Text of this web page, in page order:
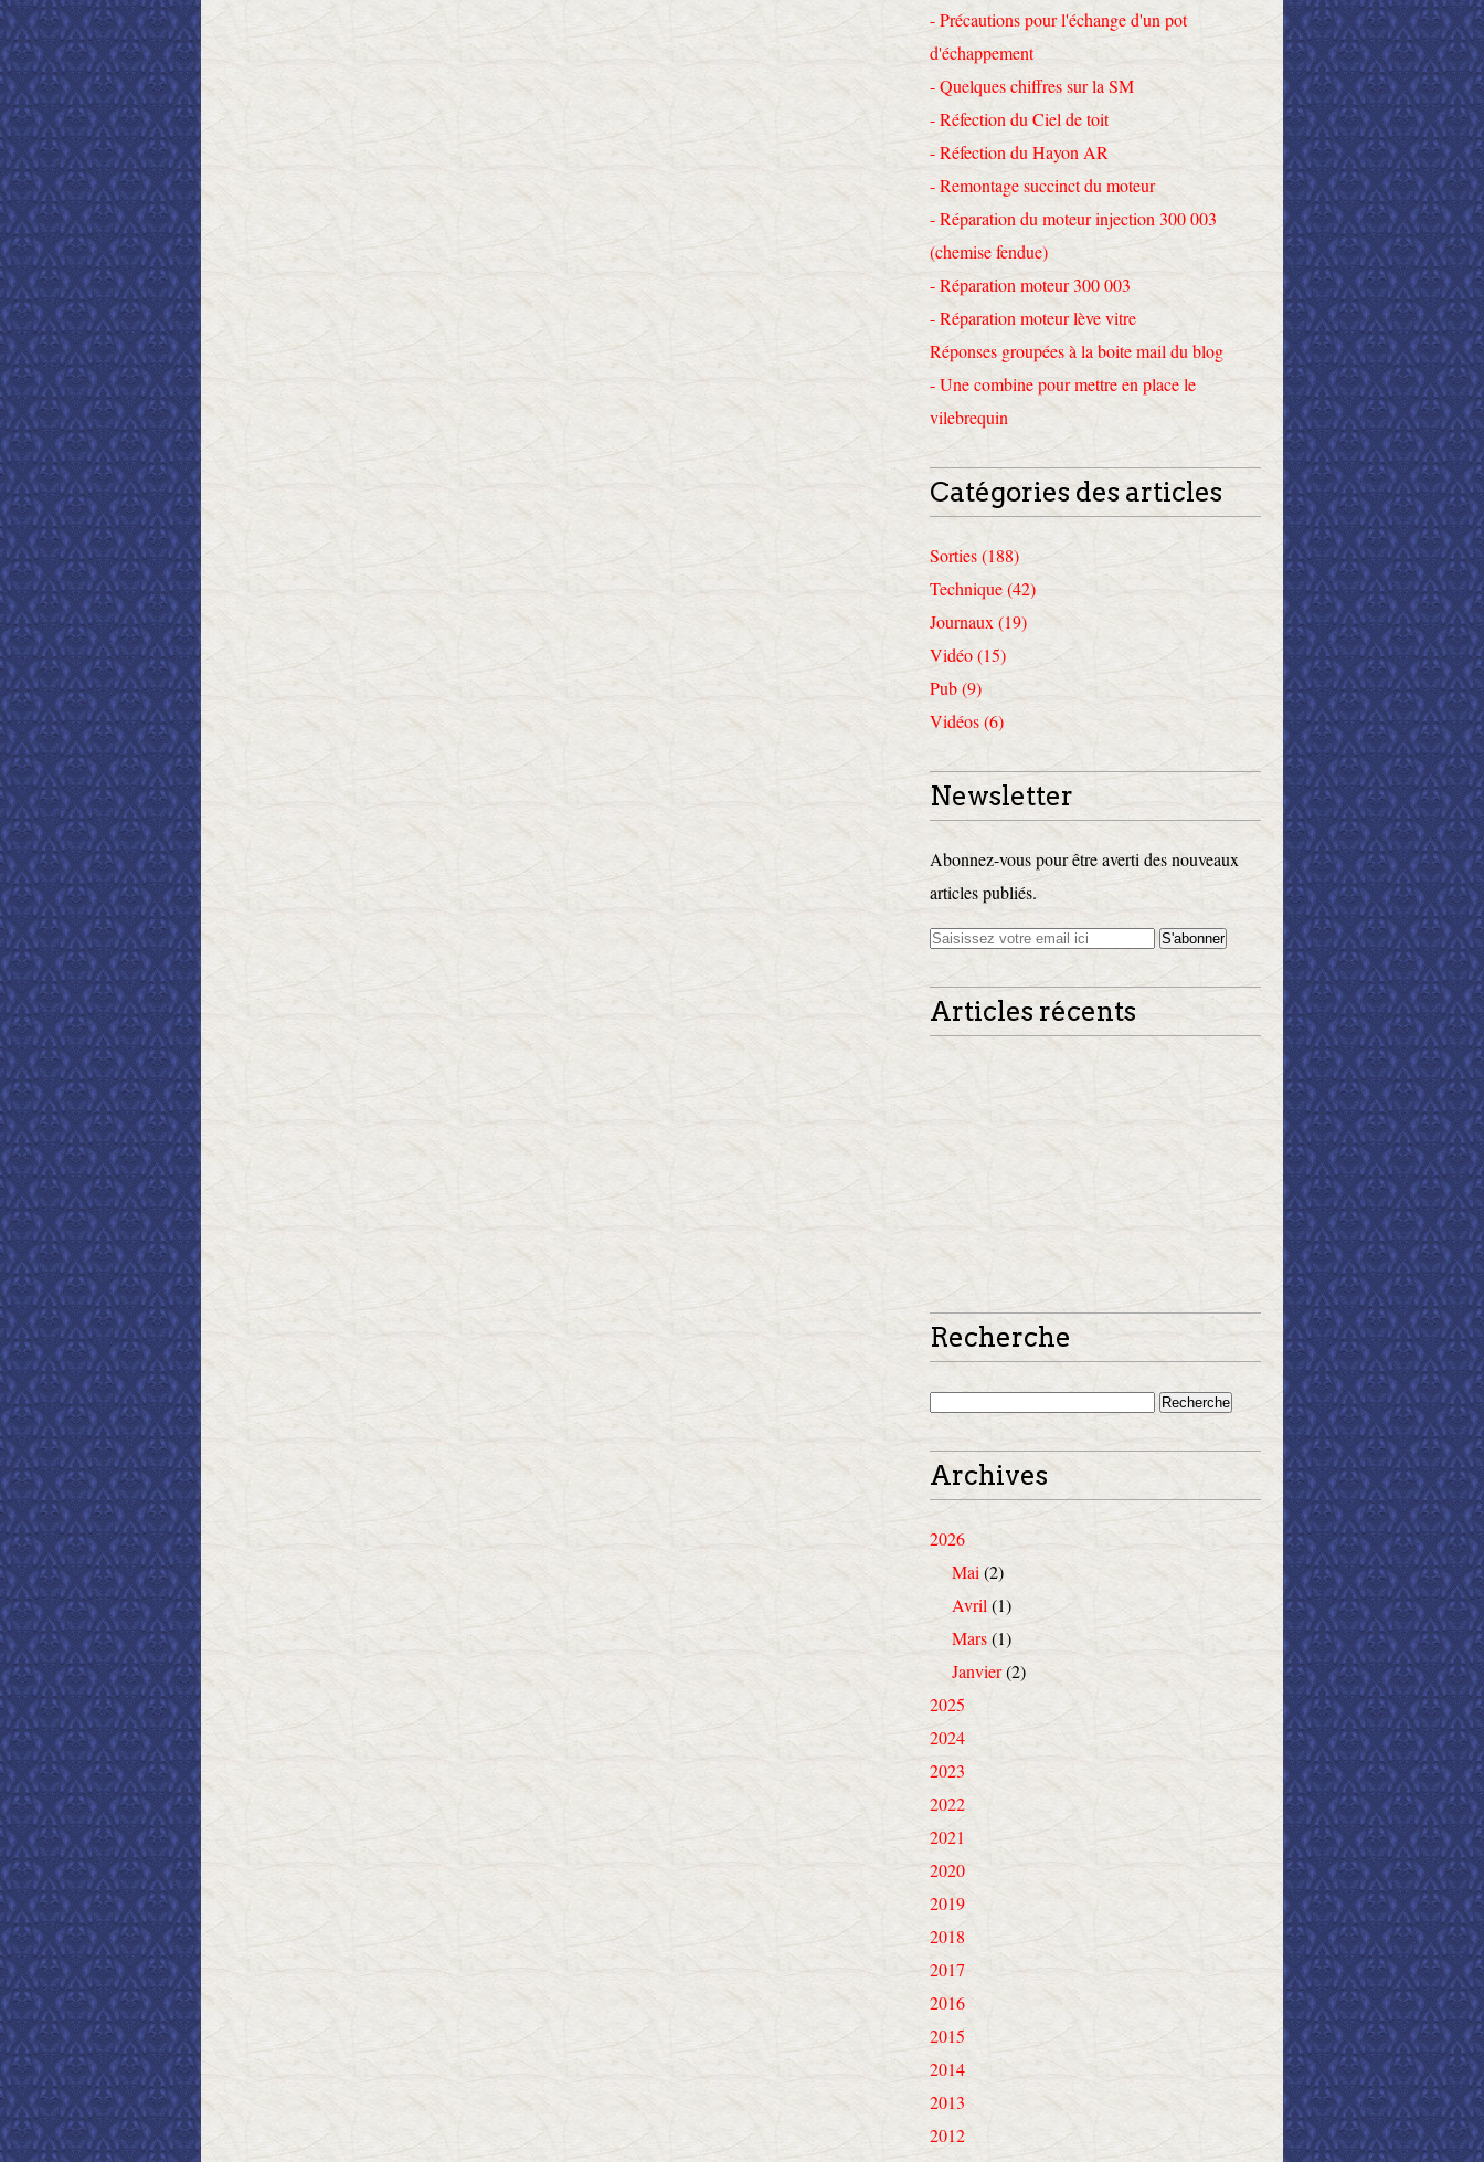
- Précautions pour l'échange d'un pot
d'échappement
- Quelques chiffres sur la SM
- Réfection du Ciel de toit
- Réfection du Hayon AR
- Remontage succinct du moteur
- Réparation du moteur injection 300 003
(chemise fendue)
- Réparation moteur 300 003
- Réparation moteur lève vitre
Réponses groupées à la boite mail du blog
- Une combine pour mettre en place le
vilebrequin
Catégories des articles
Sorties (188)
Technique (42)
Journaux (19)
Vidéo (15)
Pub (9)
Vidéos (6)
Newsletter
Abonnez-vous pour être averti des nouveaux
articles publiés.
Articles récents
Recherche
Archives
2026
Mai (2)
Avril (1)
Mars(1)
Janvier(2)
2025
2024
2023
2022
2021
2020
2019
2018
2017
2016
2015
2014
2013
2012